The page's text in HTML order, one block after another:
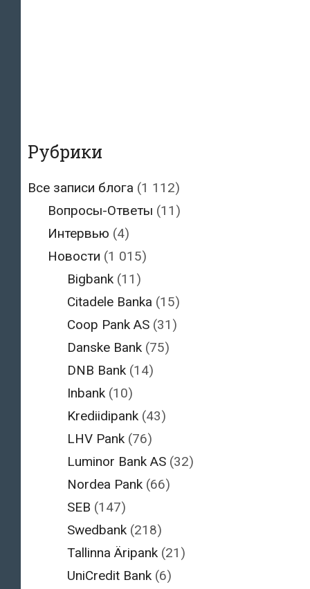
Рубрики
Все записи блога (1 112)
Вопросы-Ответы (11)
Интервью (4)
Новости (1 015)
Bigbank (11)
Citadele Banka (15)
Coop Pank AS (31)
Danske Bank (75)
DNB Bank (14)
Inbank (10)
Krediidipank (43)
LHV Pank (76)
Luminor Bank AS (32)
Nordea Pank (66)
SEB (147)
Swedbank (218)
Tallinna Äripank (21)
UniCredit Bank (6)